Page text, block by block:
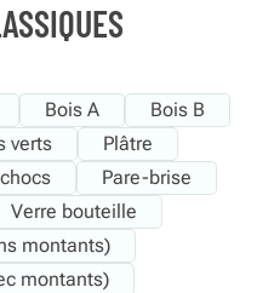
Bois A
Bois B
verts
Plâtre
Pare-brise
Verre bouteille
montants)
montants)